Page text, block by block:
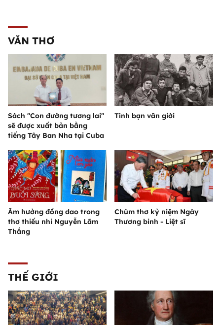
VĂN THƠ
Sách "Con đường tương lai"
sẽ được xuất bản bằng
tiếng Tây Ban Nha tại Cuba
Tình bạn văn giới
Âm hưởng đồng dao trong
thơ thiếu nhi Nguyễn Lãm
Thắng
Chùm thơ kỷ niệm Ngày
Thương binh - Liệt sĩ
THẾ GIỚI